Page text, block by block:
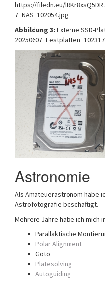
https://filedn.eu/
7_NAS_102054.jpg
Abbildung 3: Externe SSD-
Astronomie
Als Amateuerastronom habe
Astrofotografie beschäftigt.
Mehrere Jahre habe ich
Parallaktische
Polar Alignment
Goto
Platesolving
Autoguiding